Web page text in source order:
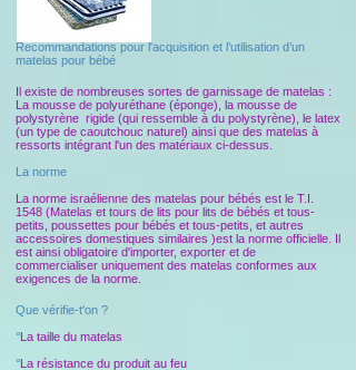
Recommandations pour l'acquisition et l’utilisation d’un
matelas pour bébé
Il existe de nombreuses sortes de garnissage de matelas :
La mousse de polyuréthane (éponge), la mousse de
polystyrène rigide (qui ressemble à du polystyrène), le latex
(un type de caoutchouc naturel) ainsi que des matelas à
ressorts intégrant l'un des matériaux ci-dessus.
La norme
La norme israélienne des matelas pour bébés est le T.I.
1548 (Matelas et tours de lits pour lits de bébés et tous-
petits, poussettes pour bébés et tous-petits, et autres
accessoires domestiques similaires )est la norme officielle. Il
est ainsi obligatoire d'importer, exporter et de
commercialiser uniquement des matelas conformes aux
exigences de la norme.
Que vérifie-t'on ?
°La taille du matelas
°La résistance du produit au feu